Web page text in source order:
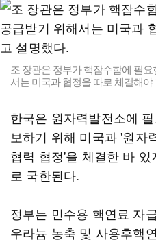
조 장관은 정부가 핵잠수함에 필
서는 미국과 협정을 따로 체결해
한국은 원자력발전소에
보하기 위해 미국과 '원자
협력 협정'을 체결한 바
로 국한된다.
정부는 민수용 핵연료 자
우라늄 농축 및 사용후핵